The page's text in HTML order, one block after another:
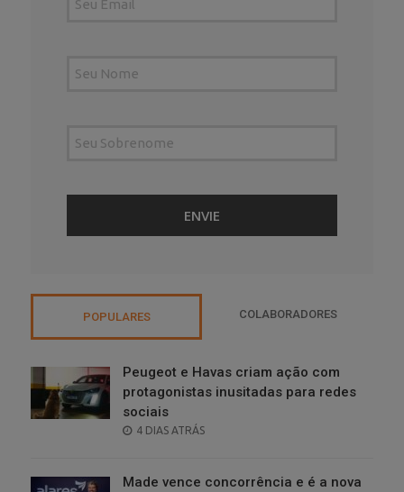
POPULARES COLABORADORES
Peugeot e Havas criam ação com
protagonistas inusitadas para redes
sociais
POSTED
4 DIAS ATRÁS
Made vence concorrência e é a nova